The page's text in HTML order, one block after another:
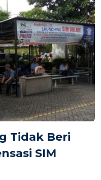
Tidak Beri
SIM